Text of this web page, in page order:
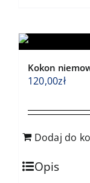
Kokon
120,00zł
Dodaj do
Opis